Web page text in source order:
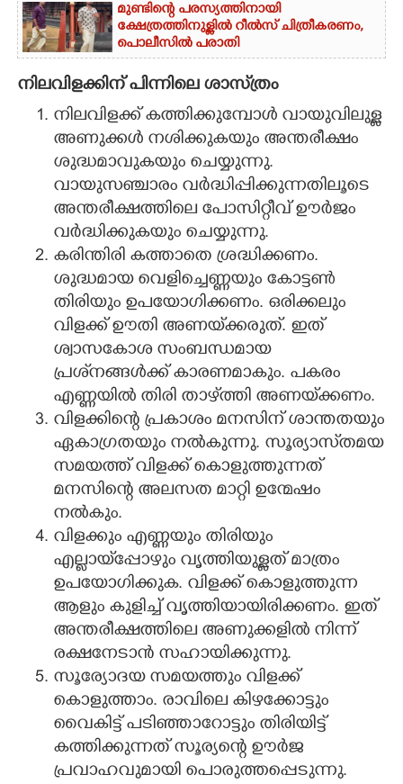
മുണ്ടിന്റെ പരസ്യത്തിനായി
ക്ഷേത്രത്തിനുള്ളിൽ റീൽസ് ചിത്രീകരണം,
പൊലീസിൽ പരാതി
നിലവിളക്കിന് പിന്നിലെ ശാസ്‌ത്രം
നിലവിളക്ക് കത്തിക്കുമ്പോൾ വായുവിലുള്ള
അണുക്കൾ നശിക്കുകയും അന്തരീക്ഷം
ശുദ്ധമാവുകയും ചെയ്യുന്നു.
വായുസഞ്ചാരം വർദ്ധിപ്പിക്കുന്നതിലൂടെ
അന്തരീക്ഷത്തിലെ പോസിറ്റീവ് ഊർജം
വർദ്ധിക്കുകയും ചെയ്യുന്നു.
കരിന്തിരി കത്താതെ ശ്രദ്ധിക്കണം.
ശുദ്ധമായ വെളിച്ചെണ്ണയും കോട്ടൺ
തിരിയും ഉപയോഗിക്കണം. ഒരിക്കലും
വിളക്ക് ഊതി അണയ്‌ക്കരുത്. ഇത്
ശ്വാസകോശ സംബന്ധമായ
പ്രശ്‌നങ്ങൾക്ക് കാരണമാകും. പകരം
എണ്ണയിൽ തിരി താഴ്‌ത്തി അണയ്‌ക്കണം.
വിളക്കിന്റെ പ്രകാശം മനസിന് ശാന്തതയും
ഏകാഗ്രതയും നൽകുന്നു. സൂര്യാസ്‌തമയ
സമയത്ത് വിളക്ക് കൊളുത്തുന്നത്
മനസിന്റെ അലസത മാറ്റി ഉന്മേഷം
നൽകും.
വിളക്കും എണ്ണയും തിരിയും
എല്ലായ്‌പ്പോഴും വൃത്തിയുള്ളത് മാത്രം
ഉപയോഗിക്കുക. വിളക്ക് കൊളുത്തുന്ന
ആളും കുളിച്ച് വൃത്തിയായിരിക്കണം. ഇത്
അന്തരീക്ഷത്തിലെ അണുക്കളിൽ നിന്ന്
രക്ഷനേടാൻ സഹായിക്കുന്നു.
സൂര്യോദയ സമയത്തും വിളക്ക്
കൊളുത്താം. രാവിലെ കിഴക്കോട്ടും
വൈകിട്ട് പടിഞ്ഞാറോട്ടും തിരിയിട്ട്
കത്തിക്കുന്നത് സൂര്യന്റെ ഊർജ
പ്രവാഹവുമായി പൊരുത്തപ്പെടുന്നു.